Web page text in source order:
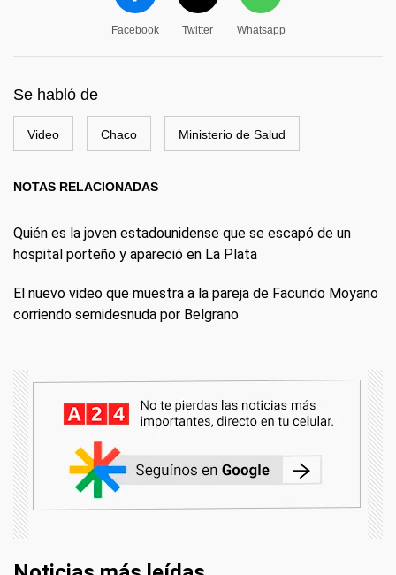
Facebook Twitter Whatsapp
Se habló de
Video Chaco Ministerio de Salud
NOTAS RELACIONADAS
Quién es la joven estadounidense que se escapó de un
hospital porteño y apareció en La Plata
El nuevo video que muestra a la pareja de Facundo Moyano
corriendo semidesnuda por Belgrano